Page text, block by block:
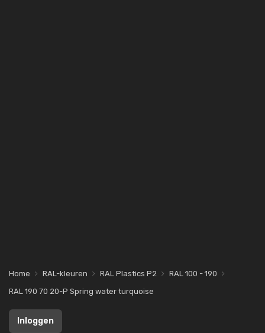
Home RAL-kleuren RAL Plastics P2
RAL 100 - 190
RAL 190 70 20-P Spring water turquoise
Inloggen